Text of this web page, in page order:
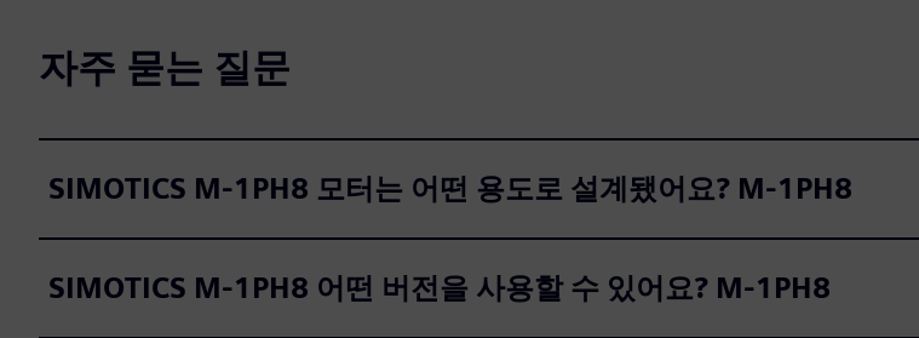
자주 묻는 질문
SIMOTICS M-1PH8 모터는 어떤 용도로 설계됐어요? M-1PH8
SIMOTICS M-1PH8 어떤 버전을 사용할 수 있어요? M-1PH8